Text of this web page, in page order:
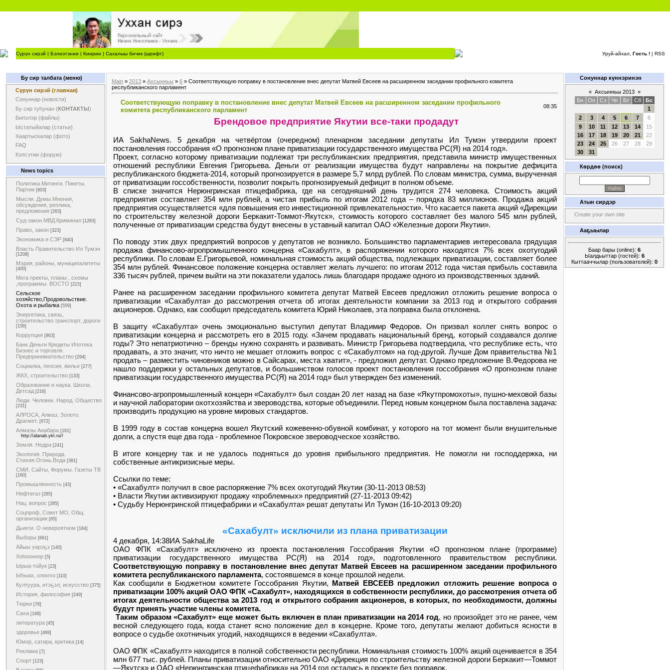
Сүрүн сирэй | Бэлиэтэнии | Киирии | Сахалыы бичик (шрифт) Уруй-айхал, Гость ! | RSS
Бу сир талбата (меню)
Сүрүн сирэй (главная)
Сонуннар (новости)
Бу сир туһунан (КОНТАКТЫ)
Билэлэр (файлы)
Ыстатыйалар (статьи)
Хаартыскалар (фото)
FAQ
Кэпсэтии (форум)
News topics
Политика.Митинги. Пикеты.
Партии [903]
Мысли. Думы.Мнения,
обсуждения, реплика,
предложения [263]
Суд-закон.МВД.Криминал [1283]
Право, закон [323]
Экономика и СЭР [840]
Власть Правительство Ил Тумэн
[1208]
Мэрия, районы, муниципалитеты
[400]
Мега пректы, планы , схемы
,программы. ВОСТО [215]
Сельское
хозяйство,Продовольствие.
Охота и рыбалка [559]
Энергетика, связь,
строительство.транспорт, дороги
[156]
Коррупция [863]
Банк Деньги Кредиты Ипотека
Бизнес и торговля.
Предпринимательство [294]
Социалка, пенсия, жилье [277]
ЖКХ, строительство [133]
Образование и наука. Школа.
Детсад [216]
Люди. Человек. Народ. Общество
[231]
АЛРОСА, Алмаз. Золото.
Драгмет. [672]
Алмазы Анабара [161]
http://alanab.ykt.ru//
Земля. Недра [241]
Экология. Природа.
Стихия.Огонь.Вода [381]
СМИ, Сайты, Форумы. Газеты ТВ
[160]
Промышленность [43]
Нефтегаз [285]
Нац. вопрос [285]
Соцпроф, Совет МО, Общ.
организации [65]
Дьикти. О невероятном [184]
Выборы [661]
Айыы үөрэҕэ [140]
Хоһооннор [5]
Ырыа-тойук [23]
Ыһыах, олоҥхо [110]
Култуура, итэҕэл, искусство [375]
История, философия [249]
Тюрки [76]
Саха [168]
литература [45]
здоровье [469]
Юмор, сатира, критика [14]
Реклама [7]
Спорт [123]
Main » 2013 » Ахсынньы » 6 » Соответствующую поправку в постановление внес депутат Матвей Евсеев на расширенном заседании профильного комитета
республиканского парламент
Соответствующую поправку в постановление внес депутат Матвей Евсеев на расширенном заседании профильного
комитета республиканского парламент
08:35
Брендовое предприятие Якутии все-таки продадут
ИА SakhaNews. 5 декабря на четвёртом (очередном) пленарном заседании депутаты Ил Тумэн утвердили проект
постановления госсобрания «О прогнозном плане приватизации государственного имущества РС(Я) на 2014 год».
Проект, согласно которому приватизации подлежат три республиканских предприятия, представила министр имущественных
отношений республики Евгения Григорьева. Деньги от реализации имущества будут направлены на покрытие дефицита
республиканского бюджета-2014, который прогнозируется в размере 5,7 млрд рублей. По словам министра, сумма, вырученная
от приватизации госсобственности, позволит покрыть прогнозируемый дефицит в полном объеме.
В списке значится Нерюнгринская птицефабрика, где на сегодняшний день трудится 274 человека. Стоимость акций
предприятия составляет 354 млн рублей, а чистая прибыль по итогам 2012 года – порядка 83 миллионов. Продажа акций
предприятия осуществляется «для повышения его инвестиционной привлекательности». Что касается пакета акций «Дирекции
по строительству железной дороги Беркакит-Томмот-Якутск», стоимость которого составляет без малого 545 млн рублей,
полученные от приватизации средства будут внесены в уставный капитал ОАО «Железные дороги Якутии».
По поводу этих двух предприятий вопросов у депутатов не возникло. Большинство парламентариев интересовала грядущая
продажа финансово-агропромышленного концерна «Сахабулт», в распоряжении которого находятся 7% всех охотугодий
республики. По словам Е.Григорьевой, номинальная стоимость акций общества, подлежащих приватизации, составляет более
354 млн рублей. Финансовое положение концерна оставляет желать лучшего: по итогам 2012 года чистая прибыль составила
336 тысяч рублей, причем выйти на эти показатели удалось лишь благодаря продаже одного из производственных зданий.
Ранее на расширенном заседании профильного комитета депутат Матвей Евсеев предложил отложить решение вопроса о
приватизации «Сахабулта» до рассмотрения отчета об итогах деятельности компании за 2013 год и открытого собрания
акционеров. Однако, как сообщил председатель комитета Юрий Николаев, эта поправка была отклонена.
В защиту «Сахабулта» очень эмоционально выступил депутат Владимир Федоров. Он призвал коллег снять вопрос о
приватизации концерна и рассмотреть его в 2015 году. «Зачем продавать национальный бренд, который создавался долгие
годы? Это непатриотично – бренды нужно сохранять и развивать. Министр Григорьева подтвердила, что республике есть, что
продавать, а это значит, что ничто не мешает отложить вопрос с «Сахабултом» на год-другой. Лучше Дом правительства №1
продать – разместить чиновников можно в Сайсарах, места хватит», - предложил депутат. Однако предложение В.Федорова не
нашло поддержки у остальных депутатов, и большинством голосов проект постановления госсобрания «О прогнозном плане
приватизации государственного имущества РС(Я) на 2014 год» был утвержден без изменений.
Финансово-агропромышленный концерн «Сахабулт» был создан 20 лет назад на базе «Якутпромохоты», пушно-меховой базы
и научной лаборатории охотхозяйства и звероводства, которые объединили. Перед новым концерном была поставлена задача:
производить продукцию на уровне мировых стандартов.
В 1999 году в состав концерна вошел Якутский кожевенно-обувной комбинат, у которого на тот момент были внушительные
долги, а спустя еще два года - проблемное Покровское звероводческое хозяйство.
В итоге концерну так и не удалось подняться до уровня прибыльного предприятия. Не помогли ни господдержка, ни
собственные антикризисные меры.
Ссылки по теме:
• «Сахабулт» получил в свое распоряжение 7% всех охотугодий Якутии (30-11-2013 08:53)
• Власти Якутии активизируют продажу «проблемных» предприятий (27-11-2013 09:42)
• Судьбу Нерюнгринской птицефабрики и «Сахабулта» решат депутаты Ил Тумэн (16-10-2013 09:20)
«Сахабулт» исключили из плана приватизации
4 декабря, 14:38ИА SakhaLife
ОАО ФПК «Сахабулт» исключено из проекта постановления Госсобрания Якутии «О прогнозном плане (программе)
приватизации государственного имущества РС(Я) на 2014 год», подготовленного правительством республики.
Соответствующую поправку в постановление внес депутат Матвей Евсеев на расширенном заседании профильного
комитета республиканского парламента, состоявшемся в конце прошлой недели.
Как сообщили в Бюджетном комитете Госсобрания Якутии, Матвей ЕВСЕЕВ предложил отложить решение вопроса о
приватизации 100% акций ОАО ФПК «Сахабулт», находящихся в собственности республики, до рассмотрения отчета об
итогах деятельности общества за 2013 год и открытого собрания акционеров, в которых, по необходимости, должны
будут принять участие члены комитета.
Таким образом «Сахабулт» еще может быть включен в план приватизации на 2014 год, но произойдет это не ранее, чем
весной следующего года, когда станет ясно положение дел в концерне. Кроме того, депутаты желают добиться ясности в
вопросе о судьбе охотничьих угодий, находящихся в ведении «Сахабулта».
ОАО ФПК «Сахабулт» находится в полной собственности республики. Номинальная стоимость 100% акций оценивается в 354
млн 677 тыс. рублей. Планы приватизации относительно ОАО «Дирекция по строительству железной дороги Беркакит—Томмот
—Якутск» и ОАО «Нерюнгринская птицефабрика» на 2014 год остались в проекте без поправок.
Сонуннар күннэринэн
« Ахсынньы 2013 »
Бн
Оп Сэ Чп Бт Сб
Бс
1
2
3 4 5 6 7
8
9
10 11 12 13 14
15
16
17 18 19 20 21
22
23
24 25 26 27 28
29
30
31
Көрдөө (поиск)
Атын сирдэр
Create your own site
Ааҕыылар
Баар бары (online): 6
Ыалдьыттар (гостей): 6
Кыттааччылар (пользователей): 0